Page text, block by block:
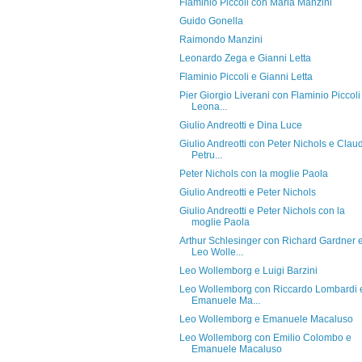
Flaminio Piccoli con Maria Manzini
Guido Gonella
Raimondo Manzini
Leonardo Zega e Gianni Letta
Flaminio Piccoli e Gianni Letta
Pier Giorgio Liverani con Flaminio Piccoli
Leona...
Giulio Andreotti e Dina Luce
Giulio Andreotti con Peter Nichols e
Petru...
Peter Nichols con la moglie Paola
Giulio Andreotti e Peter Nichols
Giulio Andreotti e Peter Nichols con la
moglie Paola
Arthur Schlesinger con Richard Gardner e
Leo Wolle...
Leo Wollemborg e Luigi Barzini
Leo Wollemborg con Riccardo Lombardi
Emanuele Ma...
Leo Wollemborg e Emanuele Macaluso
Leo Wollemborg con Emilio Colombo e
Emanuele Macaluso